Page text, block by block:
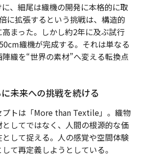
、細尾は織機の開発に本格的に取
に拡張するという挑戦は、構造的
まった。しかし約2年に及ぶ試行
織機が完成する。それは単なる
織を“世界の素材”へ変える転換点
未来への挑戦を続ける
プトは「More than Textile」。織物
してではなく、人間の根源的な価
して捉える。人の感覚や空間体験
て再定義しようとしている。